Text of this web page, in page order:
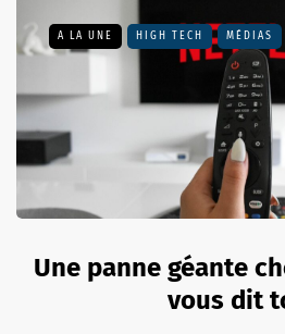
A LA UNE HIGH TECH MÉDIAS
Une panne géante
vous dit